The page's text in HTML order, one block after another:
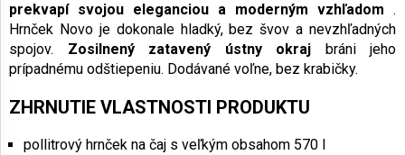
prekvapí svojou eleganciou a moderným vzhľadom .
Hrnček Novo je dokonale hladký, bez švov a nevzhľadných
spojov. Zosilnený zatavený ústny okraj bráni jeho
prípadnému odštiepeniu. Dodávané voľne, bez krabičky.
ZHRNUTIE VLASTNOSTI PRODUKTU
pollitrový hrnček na čaj s veľkým obsahom 570 l